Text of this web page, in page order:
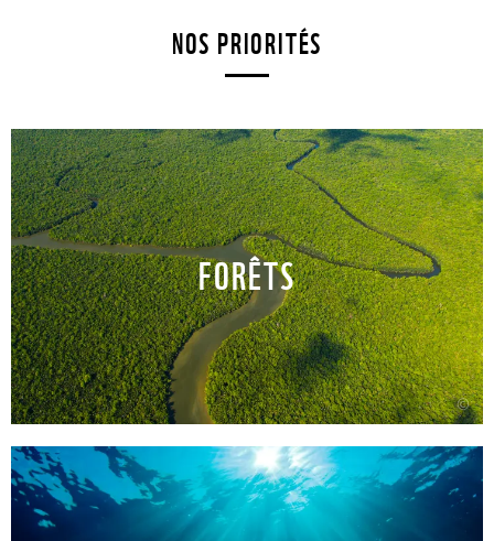
NOS PRIORITÉS
©
FORÊTS